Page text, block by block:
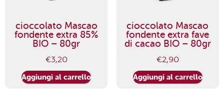
cioccolato Mascao
fondente extra 85%
BIO – 80gr
€3,20
Aggiungi al carrello
cioccolato Mascao
fondente extra fave
di cacao BIO – 80gr
€2,90
Aggiungi al carrello